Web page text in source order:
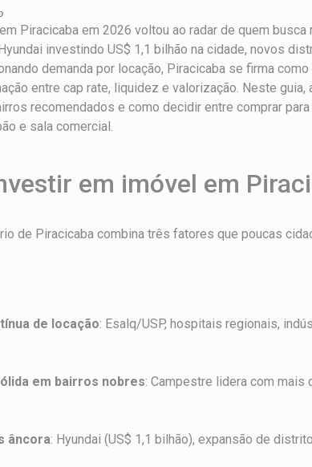
Piracicaba em 2026 voltou ao radar de quem
investindo US$ 1,1 bilhão na cidade, novos
demanda por locação, Piracicaba se firma
entre cap rate, liquidez e valorização. Neste guia,
recomendados e como decidir entre comprar para
e sala comercial.
em imóvel em
de Piracicaba combina três fatores que poucas
de locação: Esalq/USP, hospitais regionais,
em bairros nobres: Campestre lidera com mais
âncora: Hyundai (US$ 1,1 bilhão), expansão de